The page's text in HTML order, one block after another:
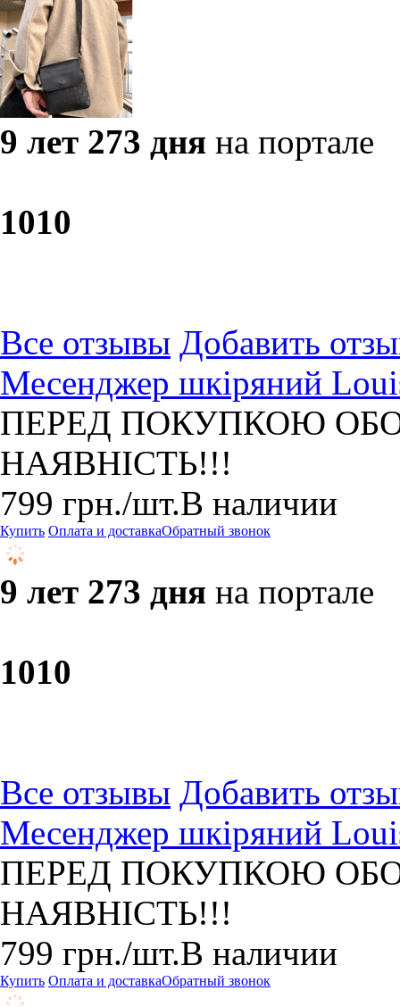
9 лет 273 дня на портале
1010
Все отзывы Добавить
Месенджер шкіряний
ПЕРЕД ПОКУПКОЮ
НАЯВНІСТЬ!!!
799 грн./шт.В наличии
Купить Оплата и доставкаОбратный звонок
9 лет 273 дня на портале
1010
Все отзывы Добавить
Месенджер шкіряний
ПЕРЕД ПОКУПКОЮ
НАЯВНІСТЬ!!!
799 грн./шт.В наличии
Купить Оплата и доставкаОбратный звонок